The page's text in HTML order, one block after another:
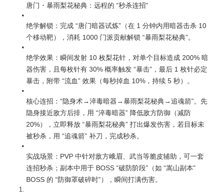
唐门・暴雨梨花秘典：远程的 “秒杀连招”
绝学解锁：完成 “唐门暗器试炼”（在 1 分钟内用暗器击杀 10
个移动靶），消耗 1000 门派贡献解锁 “暴雨梨花秘典”。
绝学效果：瞬间发射 10 枚梨花针，对单个目标造成 200% 暗
器伤害，且每枚针有 30% 概率触发 “暴击”，最后 1 枚针必定
暴击，附带 “流血” 效果（每秒掉血 10%，持续 5 秒）。
核心连招：“隐身术→淬毒暗器→暴雨梨花秘典→追魂箭”。先
隐身接近敌方后排，用 “淬毒暗器” 降低敌方防御（减防
20%），立即释放 “暴雨梨花秘典” 打出爆发伤害，若目标未
被秒杀，用 “追魂箭” 补刀，完成秒杀。
实战场景：PVP 中针对敌方峨眉、武当等脆皮辅助，可一套
连招秒杀；副本中用于 BOSS “破防阶段”（如 “嵩山副本”
BOSS 的 “防御罩破碎时”），瞬间打满伤害。